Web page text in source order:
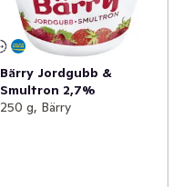
Bärry Jordgubb &
Smultron 2,7%
250 g, Bärry